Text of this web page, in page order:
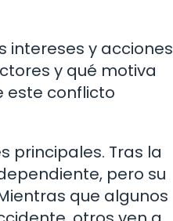
intereses y acciones
y qué motiva
este conflicto
principales. Tras la
pero su
que algunos